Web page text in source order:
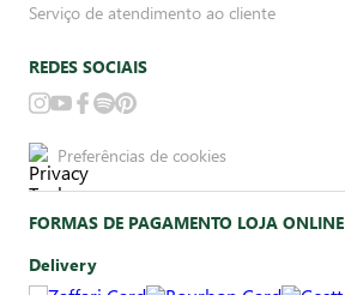
Serviço de atendimento ao cliente
REDES SOCIAIS
Preferências de cookies
FORMAS DE PAGAMENTO LOJA ONLINE
Delivery